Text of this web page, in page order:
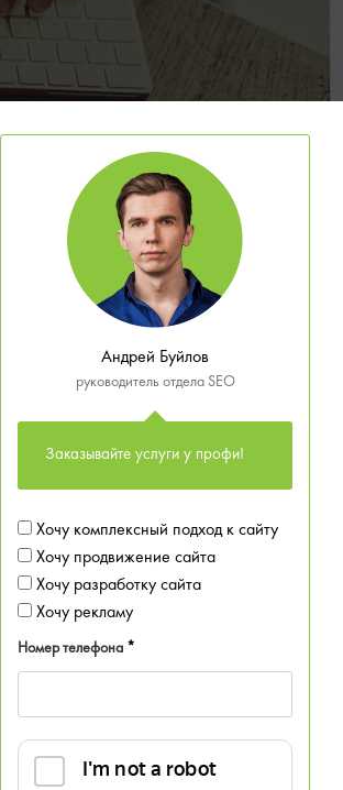
Андрей Буйлов
руководитель отдела SEO
Заказывайте услуги у профи!
Хочу комплексный подход к сайту
Хочу продвижение сайта
Хочу разработку сайта
Хочу рекламу
Номер телефона *